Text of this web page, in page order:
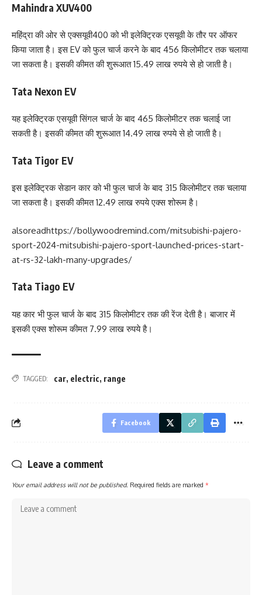
Mahindra XUV400
महिंद्रा की ओर से एक्‍सयूवी400 को भी इलेक्ट्रिक एसयूवी के तौर पर ऑफर
किया जाता है। इस EV को फुल चार्ज करने के बाद 456 किलोमीटर तक चलाया
जा सकता है। इसकी कीमत की शुरूआत 15.49 लाख रुपये से हो जाती है।
Tata Nexon EV
यह इलेक्ट्रिक एसयूवी सिंगल चार्ज के बाद 465 किलोमीटर तक चलाई जा
सकती है। इसकी कीमत की शुरूआत 14.49 लाख रुपये से हो जाती है।
Tata Tigor EV
इस इलेक्ट्रिक सेडान कार को भी फुल चार्ज के बाद 315 किलोमीटर तक चलाया
जा सकता है। इसकी कीमत 12.49 लाख रुपये एक्‍स शोरूम है।
alsoreadhttps://bollywoodremind.com/mitsubishi-pajero-
sport-2024-mitsubishi-pajero-sport-launched-prices-start-
at-rs-32-lakh-many-upgrades/
Tata Tiago EV
यह कार भी फुल चार्ज के बाद 315 किलोमीटर तक की रेंज देती है। बाजार में
इसकी एक्‍स शोरूम कीमत 7.99 लाख रुपये है।
TAGGED: car, electric, range
Facebook
Leave a comment
Your email address will not be published. Required fields are marked *